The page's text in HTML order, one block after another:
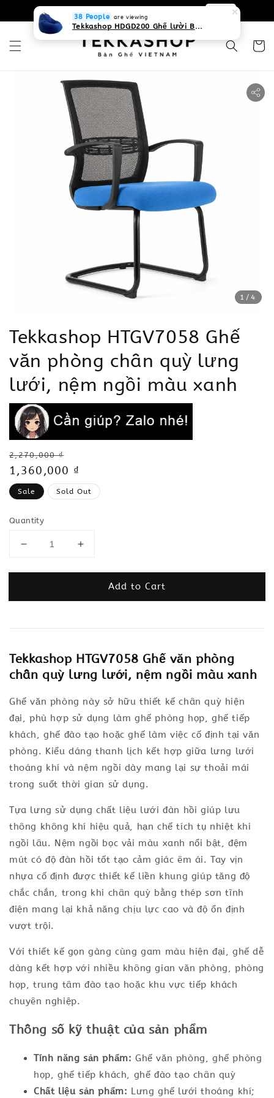
0931268840 Liên hệ với chúng tôi
1 /4
Tekkashop HTGV7058 Ghế
văn phòng chân quỳ lưng
lưới, nệm ngồi màu xanh
Regular
price
2,270,000 ₫
Sale
price
1,360,000 ₫
Sale Sold Out
Quantity
Add to Cart
Tekkashop HTGV7058 Ghế văn phòng
chân quỳ lưng lưới, nệm ngồi màu xanh
Ghế văn phòng này sở hữu thiết kế chân quỳ hiện
đại, phù hợp sử dụng làm ghế phòng họp, ghế tiếp
khách, ghế đào tạo hoặc ghế làm việc cố định tại văn
phòng. Kiểu dáng thanh lịch kết hợp giữa lưng lưới
thoáng khí và nệm ngồi dày mang lại sự thoải mái
trong suốt thời gian sử dụng.
Tựa lưng sử dụng chất liệu lưới đàn hồi giúp lưu
thông không khí hiệu quả, hạn chế tích tụ nhiệt khi
ngồi lâu. Nệm ngồi bọc vải màu xanh nổi bật, đệm
mút có độ đàn hồi tốt tạo cảm giác êm ái. Tay vịn
nhựa cố định được thiết kế liền khung giúp tăng độ
chắc chắn, trong khi chân quỳ bằng thép sơn tĩnh
điện mang lại khả năng chịu lực cao và độ ổn định
vượt trội.
Với thiết kế gọn gàng cùng gam màu hiện đại, ghế dễ
dàng kết hợp với nhiều không gian văn phòng, phòng
họp, trung tâm đào tạo hoặc khu vực tiếp khách
chuyên nghiệp.
Thông số kỹ thuật của sản phẩm
Tính năng sản phẩm: Ghế văn phòng, ghế phòng
họp, ghế tiếp khách, ghế đào tạo chân quỳ
Chất liệu sản phẩm: Lưng ghế lưới thoáng khí;
38 People are viewing
Tekkashop HDGD200 Ghế lười Beanbag form truyền thống, chất liệu Olefin canvas kháng nước, màu xanh biển, có thể sử dụng trong nhà và cả ngoài trời, có quai xách